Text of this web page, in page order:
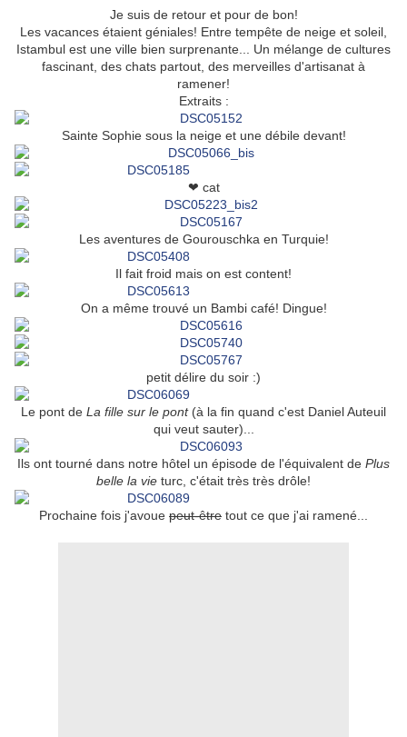
Je suis de retour et pour de bon!
Les vacances étaient géniales! Entre tempête de neige et soleil,
Istambul est une ville bien surprenante... Un mélange de cultures
fascinant, des chats partout, des merveilles d'artisanat à
ramener!
Extraits :
Sainte Sophie sous la neige et une débile devant!
❤ cat
Les aventures de Gourouschka en Turquie!
Il fait froid mais on est content!
On a même trouvé un Bambi café! Dingue!
petit délire du soir :)
Le pont de La fille sur le pont(à la fin quand c'est Daniel Auteuil
qui veut sauter)...
Ils ont tourné dans notre hôtel un épisode de l'équivalent de Plus
belle la vie turc, c'était très très drôle!
Prochaine fois j'avoue peut-être tout ce que j'ai ramené...